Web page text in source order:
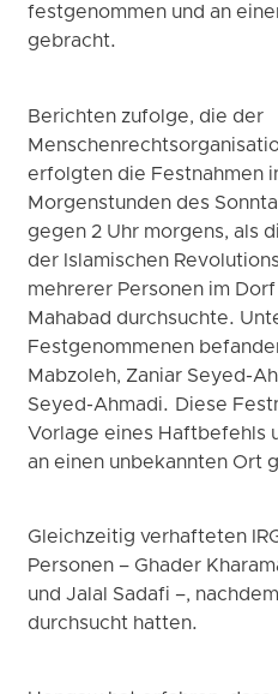
festgenommen und an
gebracht.
Berichten zufolge, die der
erfolgten die Festnahmen
Morgenstunden des
gegen 2 Uhr morgens, als
der Islamischen
mehrerer Personen im
Mahabad durchsuchte.
Festgenommenen
Mabzoleh, Zaniar Seyed-
Seyed-Ahmadi. Diese
Vorlage eines Haftbefehls
an einen unbekannten Ort
Gleichzeitig verhafteten
Personen – Ghader
und Jalal Sadafi –,
durchsucht hatten.